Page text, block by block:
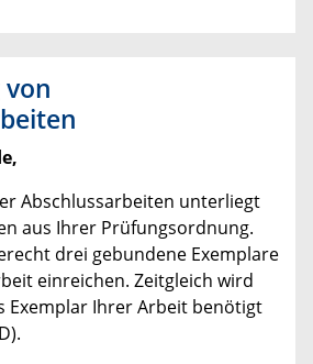
Abschlussarbeiten unterliegt
aus Ihrer Prüfungsordnung.
drei gebundene Exemplare
einreichen. Zeitgleich wird
Exemplar Ihrer Arbeit benötigt